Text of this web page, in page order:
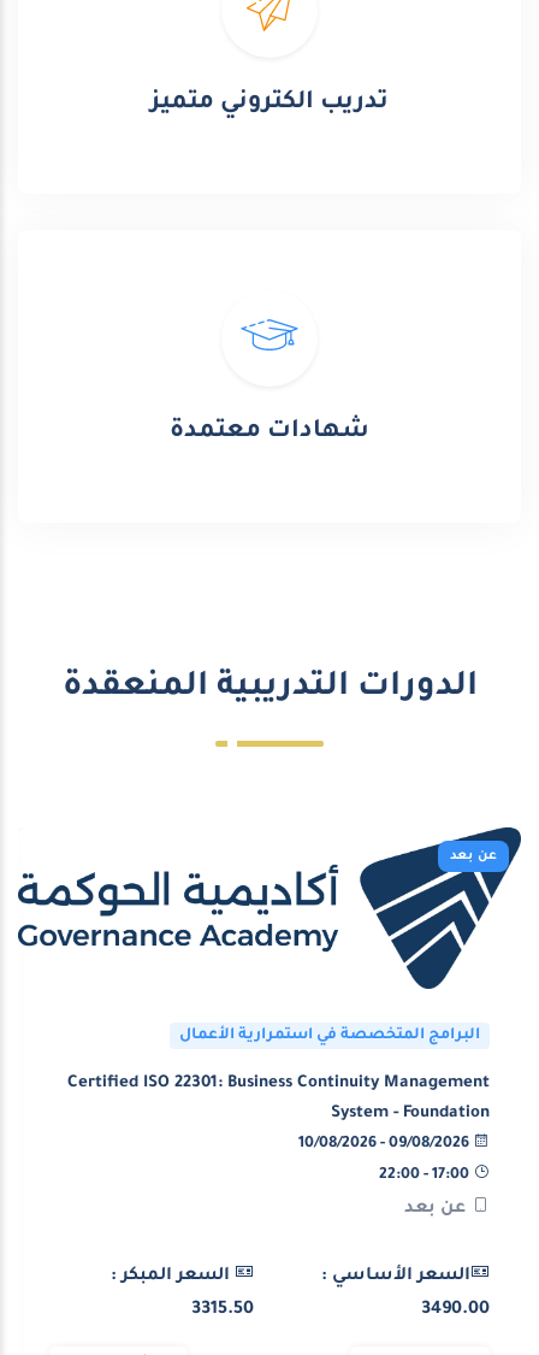
تدريب الكتروني متميز
شهادات معتمدة
الدورات التدريبية المنعقدة
عن بعد
البرامج المتخصصة في استمرارية الأعمال
Certified ISO 22301: Business Continuity Management
System - Foundation
عن بعد
السعر الأساسي :
3490.00
السعر المبكر :
3315.50